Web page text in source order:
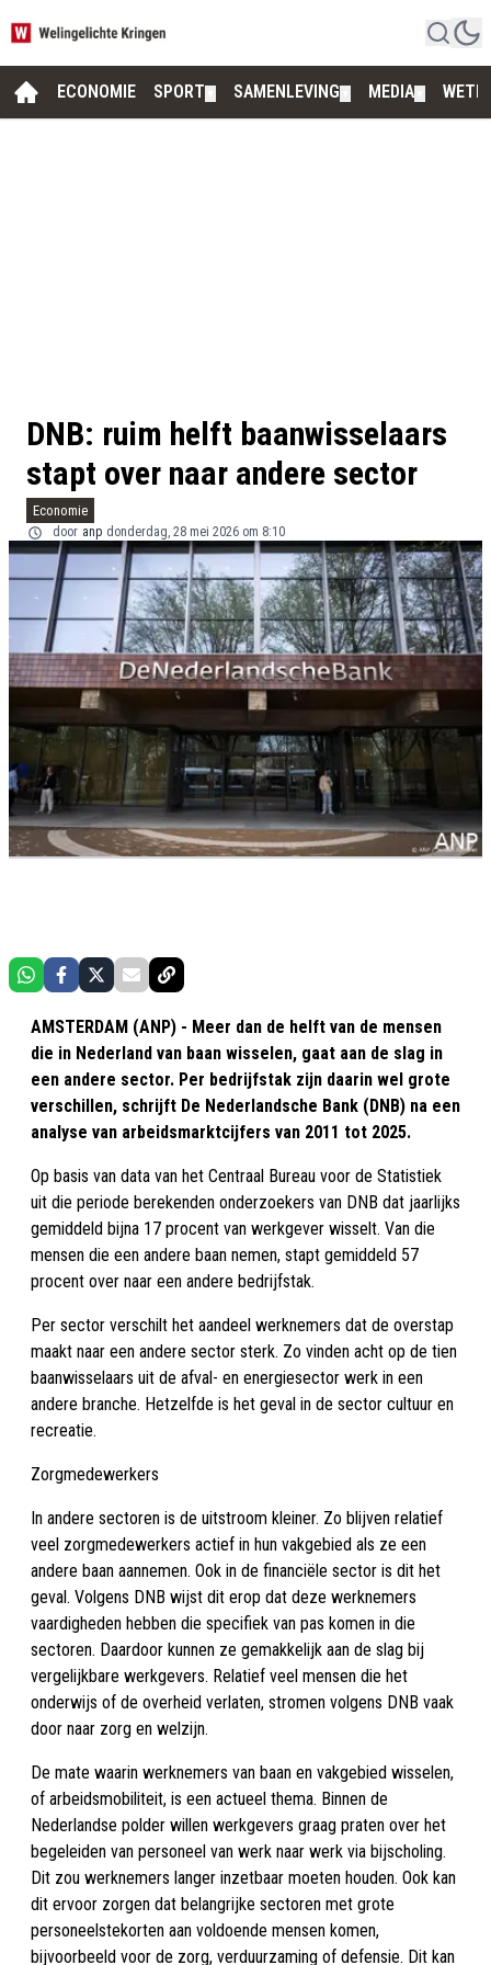
ECONOMIE SPORT SAMENLEVING MEDIA
DNB: ruim helft baanwisselaars
stapt over naar andere sector
Economie
door anp donderdag, 28 mei 2026 om 8:10
AMSTERDAM (ANP) - Meer dan de helft van de mensen
die in Nederland van baan wisselen, gaat aan de slag in
een andere sector. Per bedrijfstak zijn daarin wel grote
verschillen, schrijft De Nederlandsche Bank (DNB) na een
analyse van arbeidsmarktcijfers van 2011 tot 2025.
Op basis van data van het Centraal Bureau voor de Statistiek
uit die periode berekenden onderzoekers van DNB dat jaarlijks
gemiddeld bijna 17 procent van werkgever wisselt. Van die
mensen die een andere baan nemen, stapt gemiddeld 57
procent over naar een andere bedrijfstak.
Per sector verschilt het aandeel werknemers dat de overstap
maakt naar een andere sector sterk. Zo vinden acht op de tien
baanwisselaars uit de afval- en energiesector werk in een
andere branche. Hetzelfde is het geval in de sector cultuur en
recreatie.
Zorgmedewerkers
In andere sectoren is de uitstroom kleiner. Zo blijven relatief
veel zorgmedewerkers actief in hun vakgebied als ze een
andere baan aannemen. Ook in de financiële sector is dit het
geval. Volgens DNB wijst dit erop dat deze werknemers
vaardigheden hebben die specifiek van pas komen in die
sectoren. Daardoor kunnen ze gemakkelijk aan de slag bij
vergelijkbare werkgevers. Relatief veel mensen die het
onderwijs of de overheid verlaten, stromen volgens DNB vaak
door naar zorg en welzijn.
De mate waarin werknemers van baan en vakgebied wisselen,
of arbeidsmobiliteit, is een actueel thema. Binnen de
Nederlandse polder willen werkgevers graag praten over het
begeleiden van personeel van werk naar werk via bijscholing.
Dit zou werknemers langer inzetbaar moeten houden. Ook kan
dit ervoor zorgen dat belangrijke sectoren met grote
personeelstekorten aan voldoende mensen komen,
bijvoorbeeld voor de zorg, verduurzaming of defensie. Dit kan